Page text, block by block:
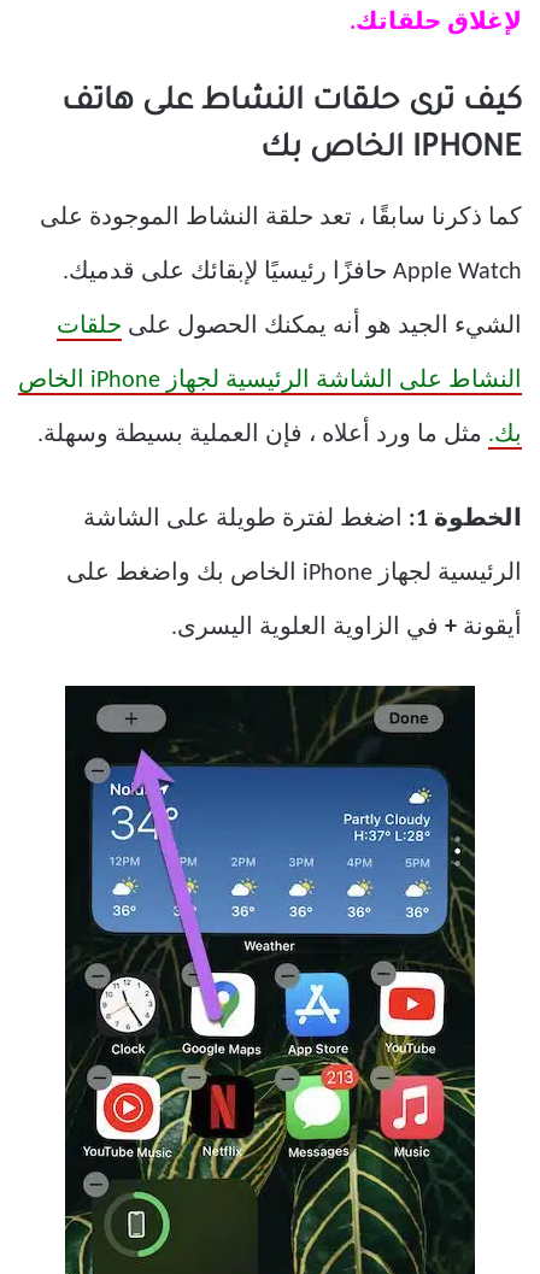
لإغلاق حلقاتك.
كيف ترى حلقات النشاط على هاتف
IPHONE الخاص بك
كما ذكرنا سابقًا ، تعد حلقة النشاط الموجودة على
Apple Watch حافزًا رئيسيًا لإبقائك على قدميك.
الشيء الجيد هو أنه يمكنك الحصول على حلقات
النشاط على الشاشة الرئيسية لجهاز iPhone الخاص
بك. مثل ما ورد أعلاه ، فإن العملية بسيطة وسهلة.
الخطوة 1: اضغط لفترة طويلة على الشاشة
الرئيسية لجهاز iPhone الخاص بك واضغط على
أيقونة + في الزاوية العلوية اليسرى.